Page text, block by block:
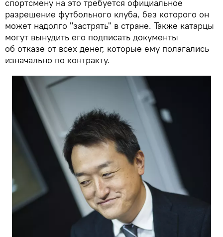
спортсмену на это требуется официальное
разрешение футбольного клуба, без которого он
может надолго "застрять" в стране. Также катарцы
могут вынудить его подписать документы
об отказе от всех денег, которые ему полагались
изначально по контракту.